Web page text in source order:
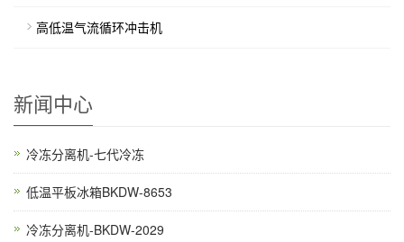
高低温气流循环冲击机
新闻中心
冷冻分离机-七代冷冻
低温平板冰箱BKDW-8653
冷冻分离机-BKDW-2029